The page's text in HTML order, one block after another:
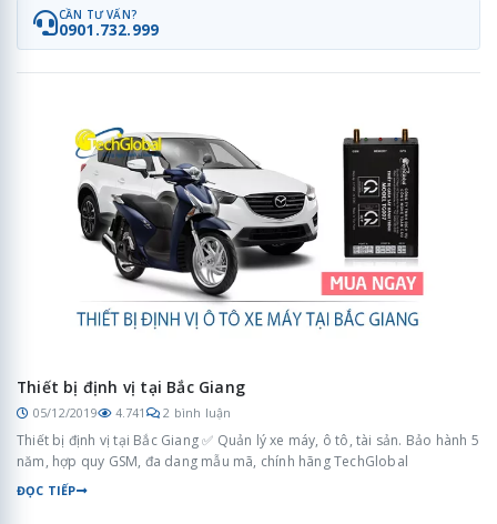
CẦN TƯ VẤN?
0901.732.999
Thiết bị định vị tại Bắc Giang
05/12/2019 4.741 2 bình luận
Thiết bị định vị tại Bắc Giang ✅ Quản lý xe máy, ô tô, tài sản. Bảo hành 5
năm, hợp quy GSM, đa dang mẫu mã, chính hãng TechGlobal
ĐỌC TIẾP